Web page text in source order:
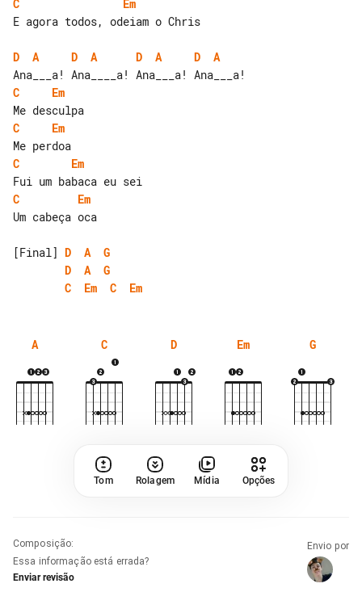
C
Em
E agora todos, odeiam o Chris
D A D A D A D
A
C
Em
C
Em
C
Em
C
Em
Um cabeça oca
[Final] D A
G
D
A
G
C
Em C Em
A C D Em G
Tom Rolagem Mídia Opções
Composição:
Essa informação está errada?
Enviar revisão
Envio por